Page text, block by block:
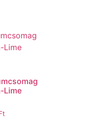
Lime